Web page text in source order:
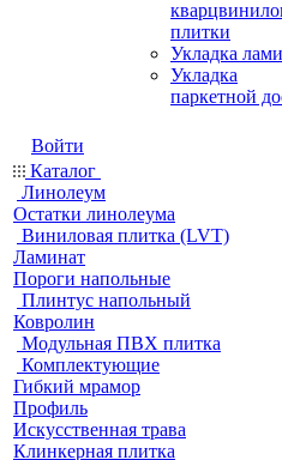
плитки
Укладка
Укладка
паркетной
Войти
Каталог
Линолеум
Остатки линолеума
Виниловая плитка (LVT)
Ламинат
Пороги напольные
Плинтус напольный
Ковролин
Модульная ПВХ плитка
Комплектующие
Гибкий мрамор
Профиль
Искусственная трава
Клинкерная плитка